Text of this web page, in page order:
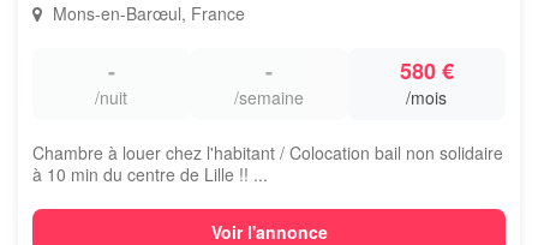
Mons-en-Barœul, France
-
/nuit
-
/semaine
580 €
/mois
Chambre à louer chez l'habitant / Colocation bail non solidaire
à 10 min du centre de Lille !! ...
Voir l'annonce